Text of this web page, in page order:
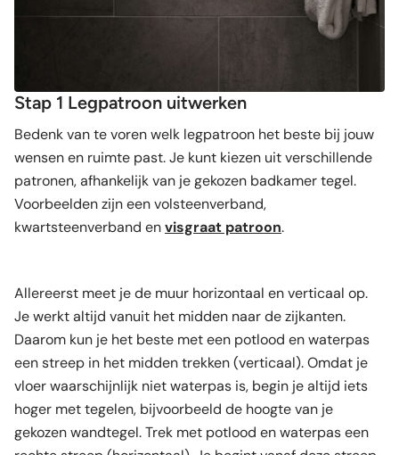
Stap 1 Legpatroon uitwerken
Bedenk van te voren welk legpatroon het beste bij jouw
wensen en ruimte past. Je kunt kiezen uit verschillende
patronen, afhankelijk van je gekozen badkamer tegel.
Voorbeelden zijn een volsteenverband,
kwartsteenverband envisgraat patroon.
Allereerst meet je de muur horizontaal en verticaal op.
Je werkt altijd vanuit het midden naar de zijkanten.
Daarom kun je het beste met een potlood en waterpas
een streep in het midden trekken (verticaal). Omdat je
vloer waarschijnlijk niet waterpas is, begin je altijd iets
hoger met tegelen, bijvoorbeeld de hoogte van je
gekozen wandtegel. Trek met potlood en waterpas een